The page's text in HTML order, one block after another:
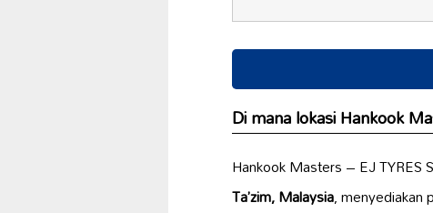
Di mana lokasi Hankook
Hankook Masters – EJ TYRES
Ta’zim, Malaysia, menyediakan